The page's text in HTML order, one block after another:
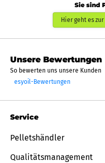
Sie sind
Hier geht es
Unsere Bewertungen
So bewerten uns unsere Kunden
esyoil-Bewertungen
Service
Pelletshändler
Qualitätsmanagement